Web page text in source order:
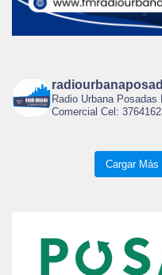
Radio Urbana
Comercial Cel:
Cargar Más